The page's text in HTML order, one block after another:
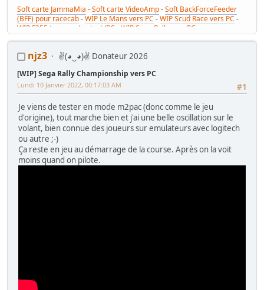
Soft carte JammaMia -Soft carte VideoAmp-Soft BackForceFeeder
(BFF) pour racecab-WIP Le Mans vers PC -WIP Scud Race vers PC -
WIP F355 twin combi stack/PC
WIP Sega Rally vers PC
njz3 ✌(◕‿◕)✌ Donateur 2026
[WIP] Sega Rally Championship vers PC
#1
Lundi 10 Janvier 2022, 00:17:03 AM
Je viens de tester en mode m2pac (donc comme le jeu
d'origine), tout marche bien et j'ai une belle oscillation sur le
volant, bien connue des joueurs sur emulateurs avec logitech
ou autre ;-)
Ça reste en jeu au démarrage de la course. Après on la voit
moins quand on pilote.